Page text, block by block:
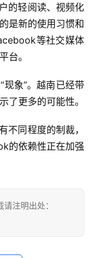
的轻阅读、视频化
是新的使用习惯和
等社交媒体
台。
象”。越南已经带
了更多的可能性。
不同程度的制裁，
的依赖性正在加强
注明出处：